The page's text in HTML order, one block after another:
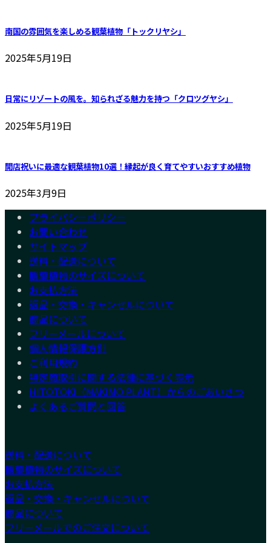
南国の雰囲気を楽しめる観葉植物「トックリヤシ」
2025年5月19日
日常にリゾートの風を。知られざる魅力を持つ「クロツグヤシ」
2025年5月19日
開店祝いに最適な観葉植物10選！縁起が良く育てやすいおすすめ植物
2025年3月9日
プライバシーポリシー
お問い合わせ
サイトマップ
送料・配送について
観葉植物のサイズについて
お支払方法
返品・交換・キャンセルについて
商品について
フリーメールについて
個人情報保護方針
ご利用規約
特定商取引に関する法律に基づく表示
HITOTOKI（MAKIMO PLANT）からのごあいさつ
よくあるご質問と回答
送料・配送について
観葉植物のサイズについて
お支払方法
返品・交換・キャンセルについて
商品について
フリーメールでのご注文について